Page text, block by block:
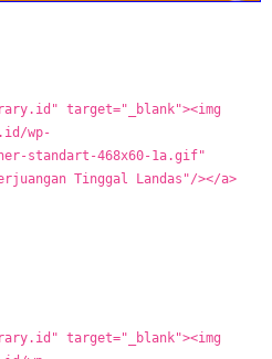
target="_blank"><img
wp-
standart-468x60-1a.gif"
Tinggal Landas"/></a>
target="_blank"><img